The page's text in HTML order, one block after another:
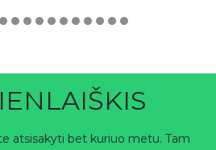
atsisakyti bet kuriuo metu. Tam